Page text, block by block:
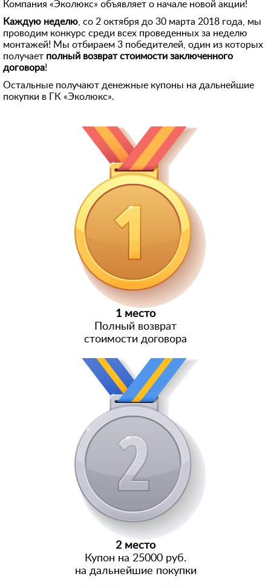
Компания «Эколюкс» объявляет о начале новой акции!
Каждую неделю , со 2 октября до 30 марта 2018 года, мы
проводим конкурс среди всех проведенных за неделю
монтажей! Мы отбираем 3 победителей, один из которых
получает полный возврат стоимости заключенного
договора!
Остальные получают денежные купоны на дальнейшие
покупки в ГК «Эколюкс».
1 место
Полный возврат
стоимости договора
2 место
Купон на 25000 руб.
на дальнейшие покупки